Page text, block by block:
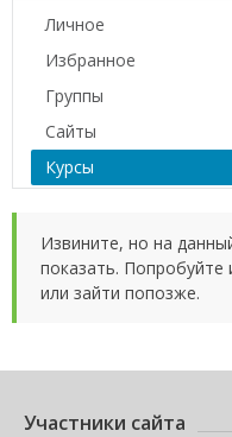
Личное
Избранное
Группы
Сайты
Курсы
Извините, но на
показать. Попробуйте
или зайти попозже.
Участники сайта